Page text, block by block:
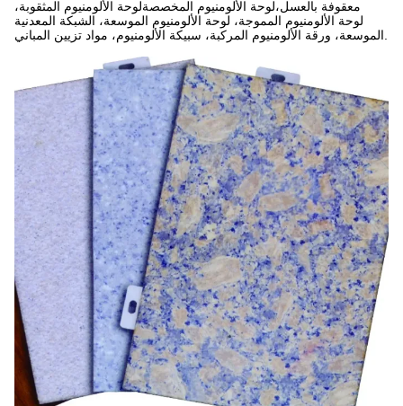
معقوفة بالعسل،لوحة الألومنيوم المخصصةلوحة الألومنيوم المثقوبة،
لوحة الألومنيوم المموجة، لوحة الألومنيوم الموسعة، الشبكة المعدنية